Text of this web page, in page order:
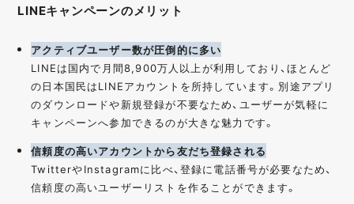
LINEキャンペーンのメリット
アクティブユーザー数が圧倒的に多い
LINEは国内で月間8,900万人以上が利用しており、 ほとんど
の日本国民はLINEアカウントを所持しています。 別途アプリ
のダウンロードや新規登録が不要なため、ユーザーが気軽に
キャンペーンへ参加できるのが大きな魅力です。
信頼度の高いアカウントから友だち登録される
TwitterやInstagramに比べ、登録に電話番号が必要なため、
信頼度の高いユーザーリストを作ることができます。